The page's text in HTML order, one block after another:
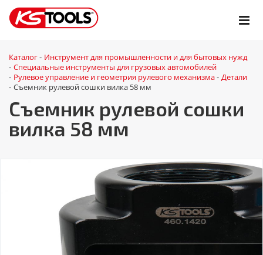
Каталог - Инструмент для промышленности и для бытовых нужд
- Специальные инструменты для грузовых автомобилей
- Рулевое управление и геометрия рулевого механизма - Детали
- Съемник рулевой сошки вилка 58 мм
Съемник рулевой сошки
вилка 58 мм